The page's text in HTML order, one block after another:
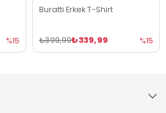
%15
Buratti Erkek T-Shirt
₺339,99
₺399,99 %15